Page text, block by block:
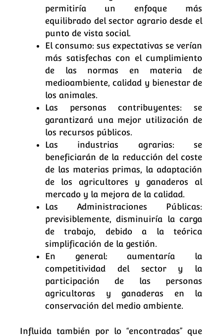
permitiría un enfoque más
equilibrado del sector agrario desde el
punto de vista social.
El consumo: sus expectativas se verían
más satisfechas con el cumplimiento
de las normas en materia de
medioambiente, calidad y bienestar de
los animales.
Las personas contribuyentes: se
garantizará una mejor utilización de
los recursos públicos.
Las industrias agrarias: se
beneficiarán de la reducción del coste
de las materias primas, la adaptación
de los agricultores y ganaderos al
mercado y la mejora de la calidad.
Las Administraciones Públicas:
previsiblemente, disminuiría la carga
de trabajo, debido a la teórica
simplificación de la gestión.
En general: aumentaría la
competitividad del sector y la
participación de las personas
agricultoras y ganaderas en la
conservación del medio ambiente.
Influida también por lo “encontradas” que